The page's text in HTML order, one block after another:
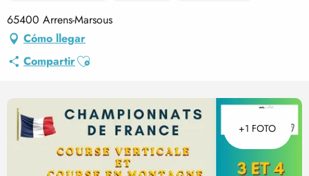
65400 Arrens-Marsous
Cómo llegar
CompartirAjouter aux favoris
+1 FOTO